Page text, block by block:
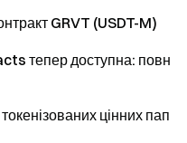
GRVT (USDT-M)
тепер доступна: повн
цінних пап